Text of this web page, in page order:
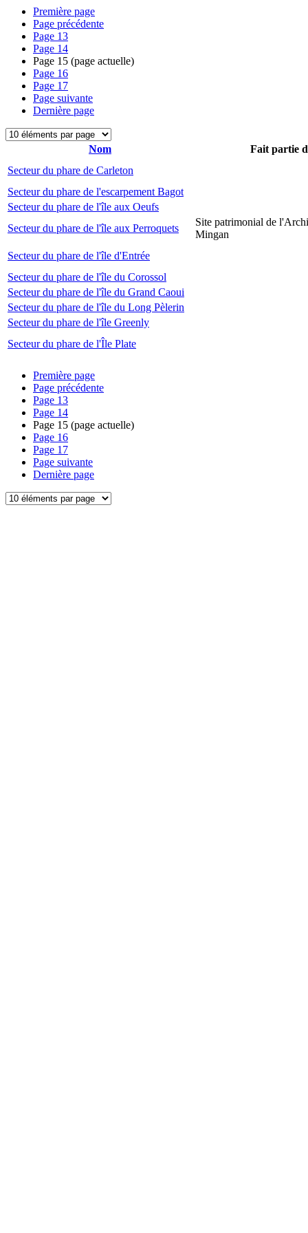
Première page
Page précédente
Page 13
Page 14
Page 15 (page actuelle)
Page 16
Page 17
Page suivante
Dernière page
Nom
Fait partie
Secteur du phare de Carleton
Secteur du phare de l'escarpement Bagot
Secteur du phare de l'île aux Oeufs
Secteur du phare de l'île aux Perroquets
Site patrimonial de
Mingan
Secteur du phare de l'île d'Entrée
Secteur du phare de l'île du Corossol
Secteur du phare de l'île du Grand Caoui
Secteur du phare de l'île du Long Pèlerin
Secteur du phare de l'île Greenly
Secteur du phare de l'Île Plate
Première page
Page précédente
Page 13
Page 14
Page 15 (page actuelle)
Page 16
Page 17
Page suivante
Dernière page